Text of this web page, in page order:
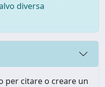
diversa
per citare o creare un